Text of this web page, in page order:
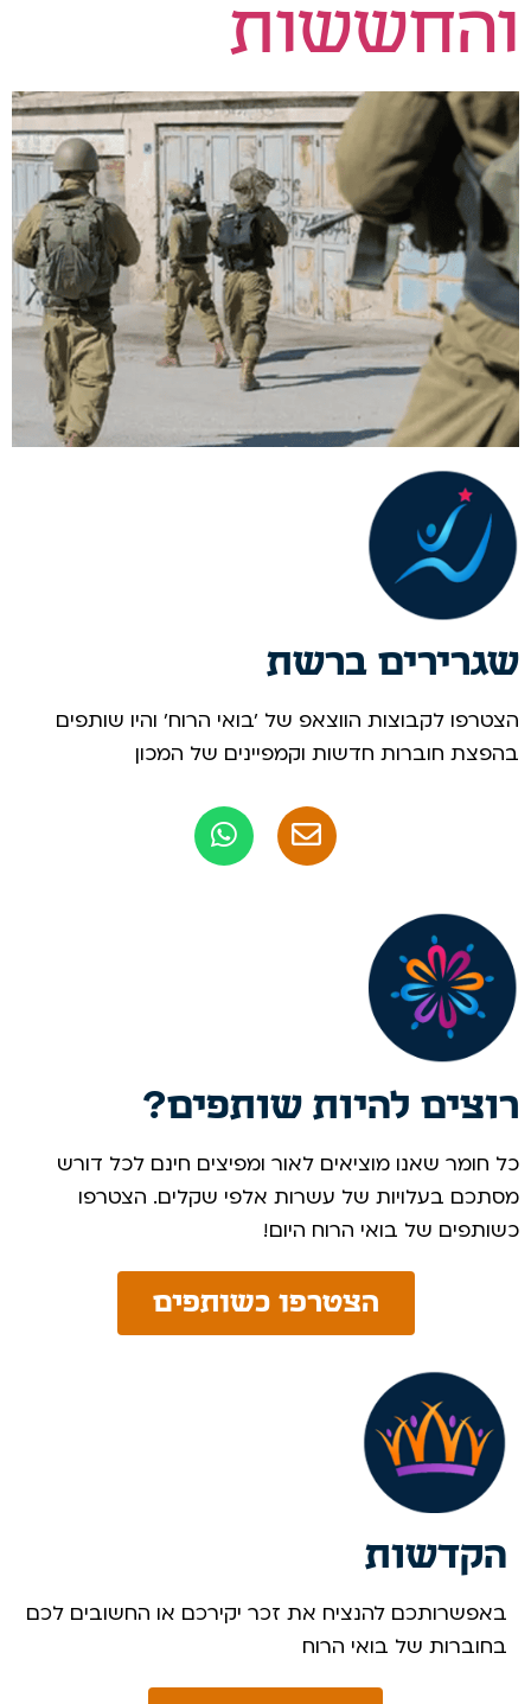
והחששות
שגרירים ברשת
הצטרפו לקבוצות הווצאפ של 'בואי הרוח' והיו שותפים
בהפצת חוברות חדשות וקמפיינים של המכון
רוצים להיות שותפים?
כל חומר שאנו מוציאים לאור ומפיצים חינם לכל דורש
מסתכם בעלויות של עשרות אלפי שקלים. הצטרפו
כשותפים של בואי הרוח היום! ​
הצטרפו כשותפים
הקדשות
באפשרותכם להנציח את זכר יקירכם או החשובים לכם
בחוברות של בואי הרוח